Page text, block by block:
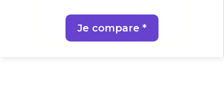
Je compare *